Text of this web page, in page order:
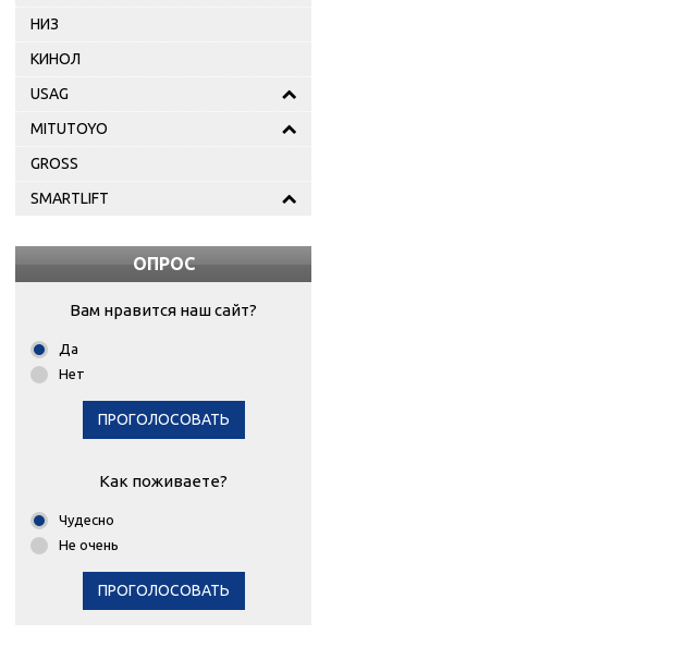
НИЗ
КИНОЛ
USAG
MITUTOYO
GROSS
SMARTLIFT
ОПРОС
Вам нравится наш сайт?
Да
Нет
ПРОГОЛОСОВАТЬ
Как поживаете?
Чудесно
Не очень
ПРОГОЛОСОВАТЬ